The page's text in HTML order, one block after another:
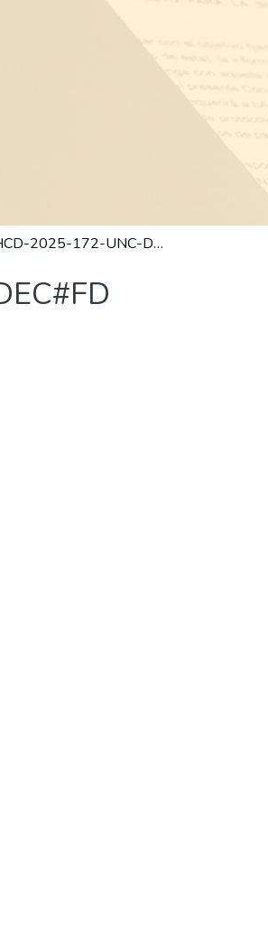
RHCD-2025-172-UNC-DEC#FD